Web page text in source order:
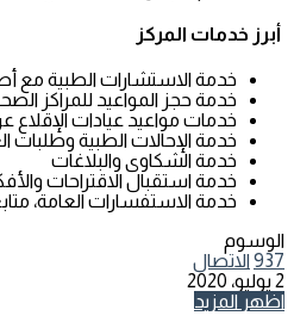
أبرز خدمات المركز
خدمة الاستشارات الطبية مع
خدمة حجز المواعيد للمراكز
خدمات مواعيد عيادات الإقلاع
خدمة الإحالات الطبية وطلبات
خدمة الشكاوى والبلاغات
خدمة استقبال الاقتراحات
خدمة الاستفسارات العامة،
الوسوم
937 الاتصال
2 يوليو، 2020
فيسبوك
تويتر
لينكدإن
واتساب
تيلقرام
مشاركة
طباعة
اظهر المزيد